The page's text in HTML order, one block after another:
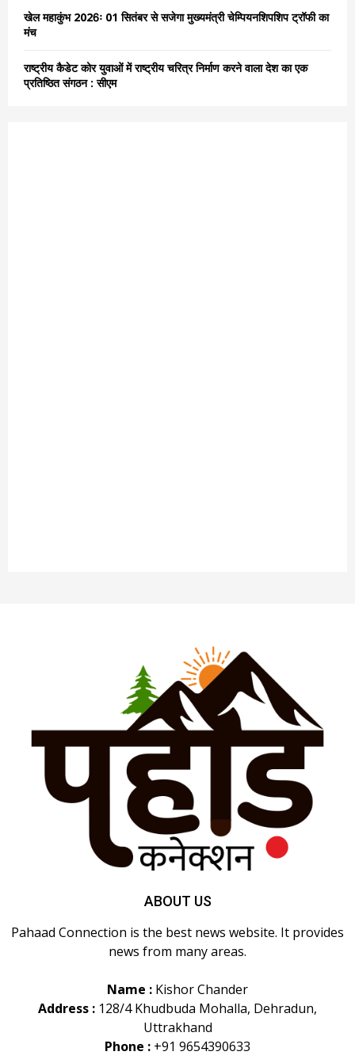
खेल महाकुंभ 2026ः 01 सितंबर से सजेगा मुख्यमंत्री चेम्पियनशिपशिप ट्रॉफी का
मंच
राष्ट्रीय कैडेट कोर युवाओं में राष्ट्रीय चरित्र निर्माण करने वाला देश का एक
प्रतिष्ठित संगठन : सीएम
ABOUT US
Pahaad Connection is the best news website. It provides
news from many areas.
Name : Kishor Chander
Address : 128/4 Khudbuda Mohalla, Dehradun,
Uttrakhand
Phone : +91 9654390633